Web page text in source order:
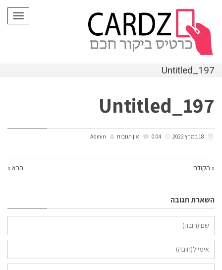
תפריט
Untitled_197
Untitled_197
אין תגובות Admin
« הקודם הבא »
השארת תגובה